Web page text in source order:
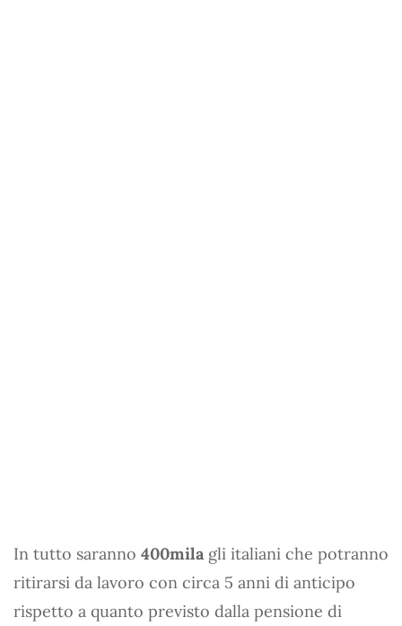
In tutto saranno 400mila gli italiani che potranno
ritirarsi da lavoro con circa 5 anni di anticipo
rispetto a quanto previsto dalla pensione di